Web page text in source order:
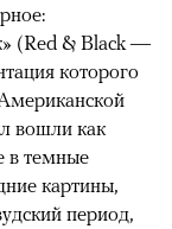
(Red & Black —
которого
вошли как
в темные
картины,
период,